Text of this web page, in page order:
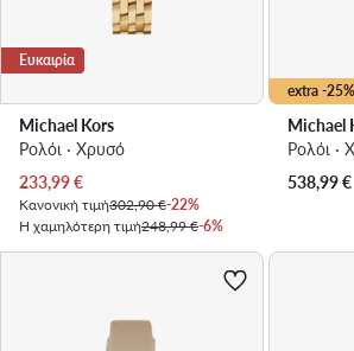
Ευκαιρία
Michael Kors
Ρολόι · Χρυσό
Τρέχουσα τιμή
233,99€
Κανονική τιμή302,90 €-22%
Η χαμηλότερη τιμή248,99 €-6%
extra -
Michael
Ρολόι ·
538,99€